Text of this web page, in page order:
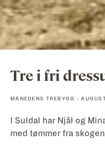
Tre i fri
MÅNEDENS TREBYGG -
I Suldal har Njål og
med tømmer fra